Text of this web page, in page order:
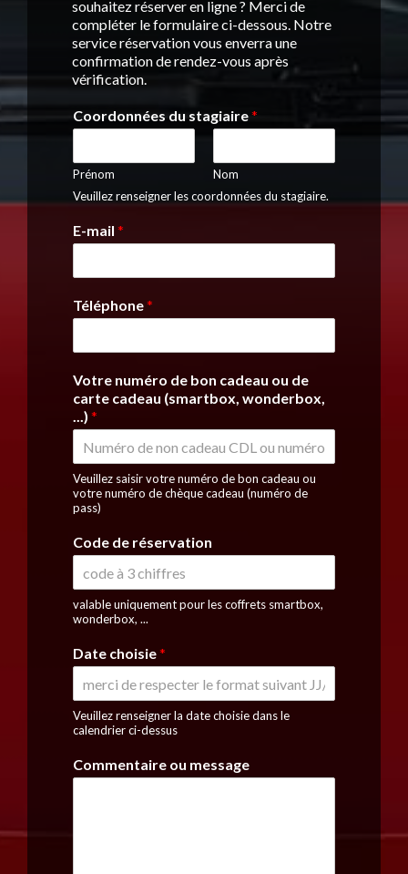
souhaitez réserver en ligne ? Merci de
compléter le formulaire ci-dessous. Notre
service réservation vous enverra une
confirmation de rendez-vous après
vérification.
Coordonnées du stagiaire*
Prénom
Nom
Veuillez renseigner les coordonnées du stagiaire.
E-mail*
Téléphone*
Votre numéro de bon cadeau ou de
carte cadeau (smartbox, wonderbox,
...)*
Veuillez saisir votre numéro de bon cadeau ou
votre numéro de chèque cadeau (numéro de
pass)
Code de réservation
valable uniquement pour les coffrets smartbox,
wonderbox, ...
Date choisie*
Veuillez renseigner la date choisie dans le
calendrier ci-dessus
Commentaire ou message